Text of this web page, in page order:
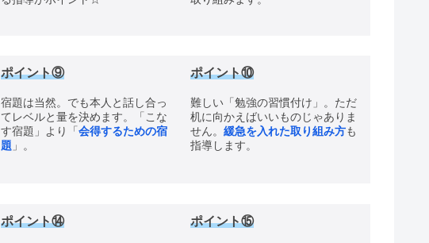
ポイント⑨
宿題は当然。でも本人と話し合っ
てレベルと量を決めます。「こな
す宿題」より「 会得するための宿
題 」。
ポイント⑩
難しい「勉強の習慣付け」。ただ
机に向かえばいいものじゃありま
せん。 緩急を入れた取り組み方も
指導します。
ポイント⑭ ポイント⑮